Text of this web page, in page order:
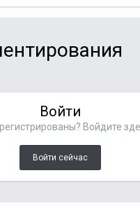
Войти
Войдите
Войти сейчас